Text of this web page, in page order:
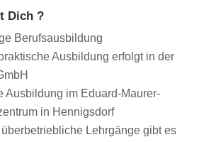
Dich ?
Berufsausbildung
Ausbildung erfolgt in der
Ausbildung im Eduard-Maurer-
in Hennigsdorf
Lehrgänge gibt es